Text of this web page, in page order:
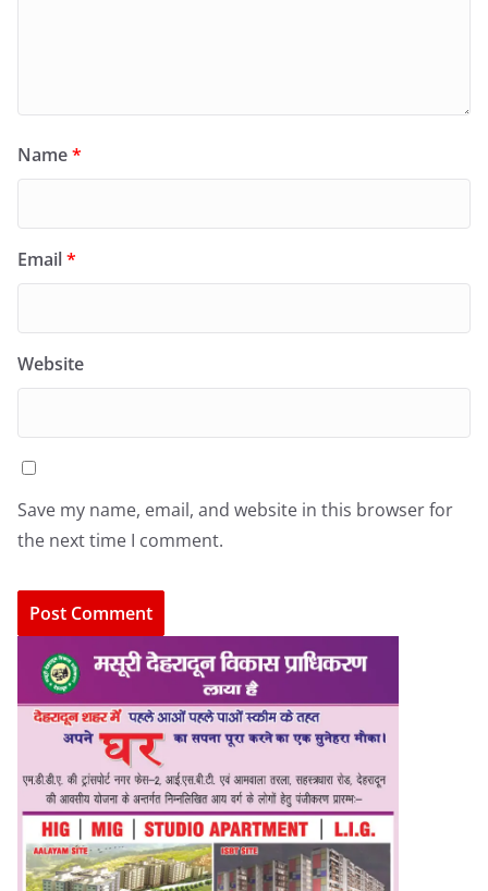
Name*
Email*
Website
Save my name, email, and website in this browser for
the next time I comment.